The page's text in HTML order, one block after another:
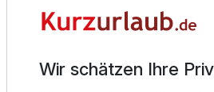
Zusatznächte
Für 4 Tage
hauseigenen, ca. 500 Jahre alten,
KELLER" als kleine, feine Hotelbar
WELLNESS & ENTSPANNUNG
Wir schätzen Ihre